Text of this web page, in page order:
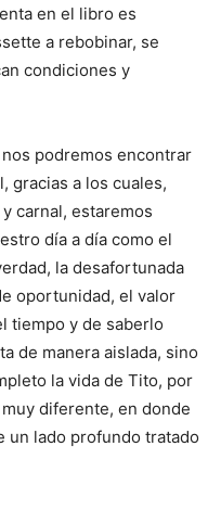
en el libro es
a rebobinar, se
condiciones y
podremos encontrar
gracias a los cuales,
carnal, estaremos
día a día como el
la desafortunada
oportunidad, el valor
tiempo y de saberlo
de manera aislada, sino
la vida de Tito, por
diferente, en donde
un lado profundo tratado